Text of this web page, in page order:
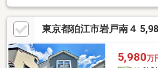
室、トイレ、廊下 ２階部分は、クロス
地面積198.57平米・南側約7.2ｍ公道、
で、 開放感があります・現在発電のシ
が、エネファームを 導入しています・
へあがれます 屋上からの眺望は、360度
装、屋上防水の履歴があります
東京都狛江市岩戸南４
5,980万